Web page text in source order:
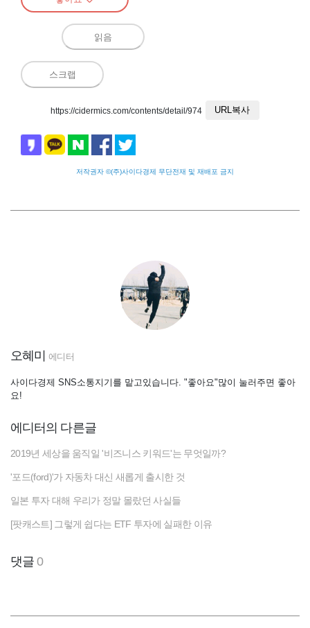
읽음
스크랩
https://cidermics.com/contents/detail/974 URL복사
저작권자 ©(주)사이다경제 무단전재 및 재배포 금지
오혜미 에디터
사이다경제 SNS소통지기를 맡고있습니다. "좋아요"많이 눌러주면 좋아
요!
에디터의 다른글
2019년 세상을 움직일 '비즈니스 키워드'는 무엇일까?
'포드(ford)'가 자동차 대신 새롭게 출시한 것
일본 투자 대해 우리가 정말 몰랐던 사실들
[팟캐스트] 그렇게 쉽다는 ETF 투자에 실패한 이유
댓글0